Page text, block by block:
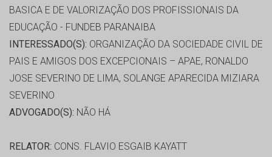
BASICA E DE VALORIZAÇÃO DOS PROFISSIONAIS DA
EDUCAÇÃO - FUNDEB PARANAIBA
INTERESSADO(S): ORGANIZAÇÃO DA SOCIEDADE CIVIL DE
PAIS E AMIGOS DOS EXCEPCIONAIS – APAE, RONALDO
JOSE SEVERINO DE LIMA, SOLANGE APARECIDA MIZIARA
SEVERINO
ADVOGADO(S): NÃO HÁ
RELATOR: CONS. FLAVIO ESGAIB KAYATT